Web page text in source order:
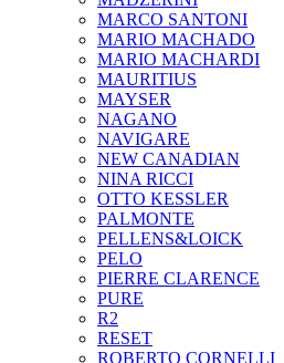
MARCO SANTONI
MARIO MACHADO
MARIO MACHARDI
MAURITIUS
MAYSER
NAGANO
NAVIGARE
NEW CANADIAN
NINA RICCI
OTTO KESSLER
PALMONTE
PELLENS&LOICK
PELO
PIERRE CLARENCE
PURE
R2
RESET
ROBERTO CORNELLI